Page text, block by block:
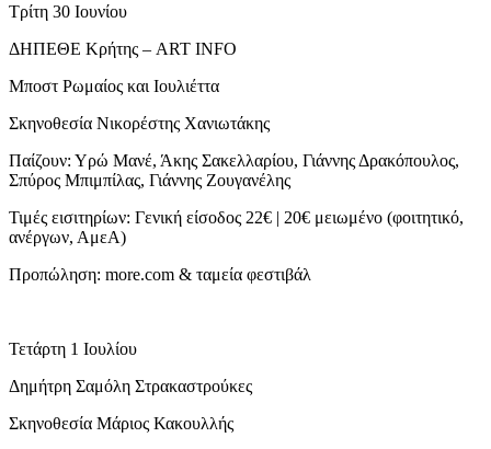
Τρίτη 30 Ιουνίου
ΔΗΠΕΘΕ Κρήτης – ART INFO
Μποστ Ρωμαίος και Ιουλιέττα
Σκηνοθεσία Νικορέστης Χανιωτάκης
Παίζουν: Υρώ Μανέ, Άκης Σακελλαρίου, Γιάννης Δρακόπουλος,
Σπύρος Μπιμπίλας, Γιάννης Ζουγανέλης
Τιμές εισιτηρίων: Γενική είσοδος 22€ | 20€ μειωμένο (φοιτητικό,
ανέργων, ΑμεΑ)
Προπώληση: more.com & ταμεία φεστιβάλ
Τετάρτη 1 Ιουλίου
Δημήτρη Σαμόλη Στρακαστρούκες
Σκηνοθεσία Μάριος Κακουλλής